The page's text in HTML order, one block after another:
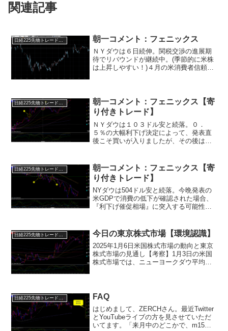
関連記事
朝一コメント：フェニックス
ＮＹダウは６日続伸。関税交渉の進展期
待でリバウンドが継続中。(季節的に米株
は上昇しやすい！)４月の米消費者信頼感
ればリバウンドは終了...
日経225先物トレード倶楽部
朝一コメント：フェニックス【寄
り付きトレード】
ＮＹダウは１０３ドル安と続落。０．
５％の大幅利下げ決定によって、発表直
後こそ買いが入りましたが、その後は利
になるため当然の利食い売り！・米雇用
の回復、米製造業の回復の確...
朝一コメント：フェニックス【寄
り付きトレード】
NYダウは504ドル安と続落。今晩発表の
米GDPで消費の低下が確認された場合、
『利下げ催促相場』に突入する可能性が
り、一時13%近くまで下落。(買われ過ぎ
ていたこ...
日経225先物トレード倶楽部 今日の東京株式市場【環境認識】
2025年1月6日米国株式市場の動向と東京
株式市場の見通し【考察】1月3日の米国
株式市場では、ニューヨークダウ平均株
に、...
FAQ
はじめまして、ZERCHさん。最近Twitter
とYouTubeライブの方を見させていただ
いてます。「来月中のどこかで、m15ラ